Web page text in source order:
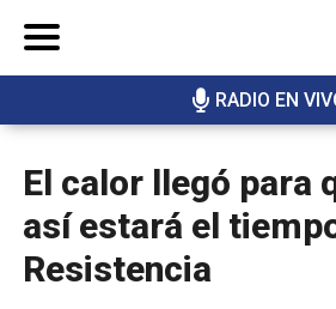
RADIO EN
El calor llegó para
así estará el
Resistencia